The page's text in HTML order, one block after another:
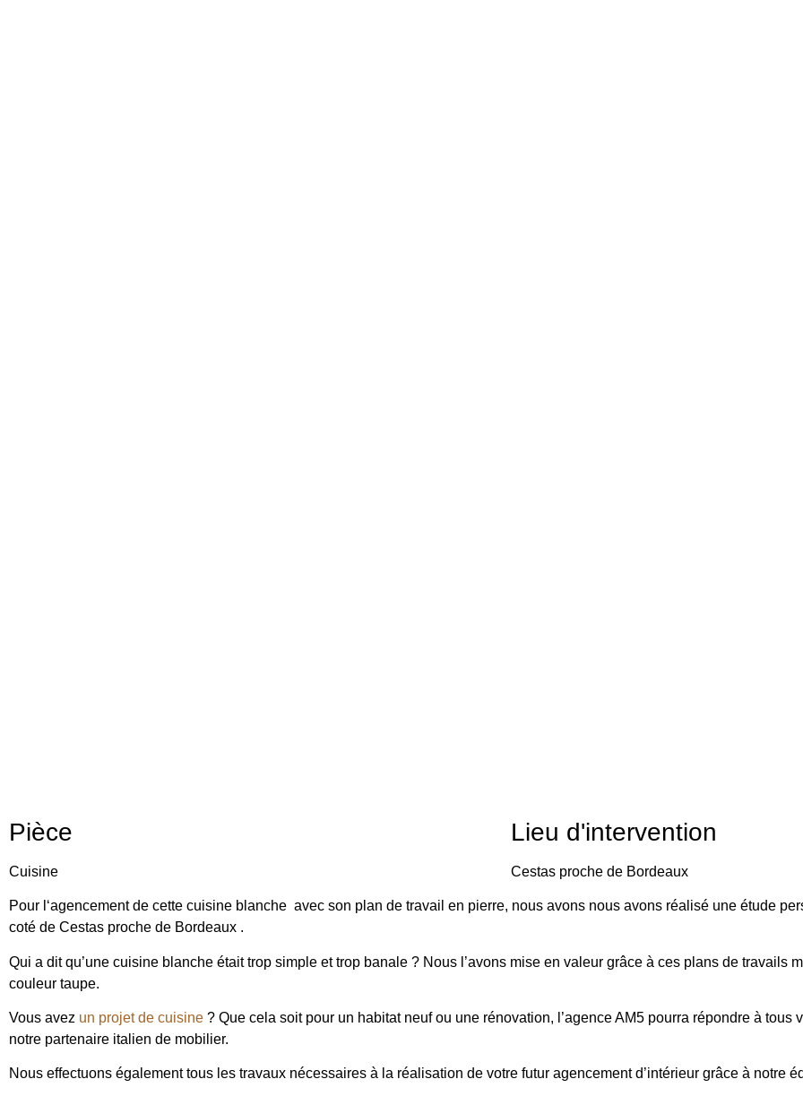
Pièce
Cuisine
Lieu d'intervention
Cestas proche de Bordeaux
Pour l ‘agencement de cette cuisine blanche avec son plan de travail en pierre, nous avons nous avons réalisé une étude
coté de Cestas proche de Bordeaux .
Qui a dit qu’une cuisine blanche était trop simple et trop banale ? Nous l’avons mise en valeur grâce à ces plans de travails
couleur taupe.
Vous avez un projet de cuisine ? Que cela soit pour un habitat neuf ou une rénovation, l’agence AM5 pourra répondre à tous
notre partenaire italien de mobilier.
Nous effectuons également tous les travaux nécessaires à la réalisation de votre futur agencement d’intérieur grâce à notre